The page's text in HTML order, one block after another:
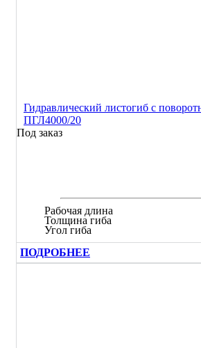
Гидравлический листогиб с
ПГЛ4000/20
Под заказ
Рабочая длина
Толщина гиба
Угол гиба
ПОДРОБНЕЕ